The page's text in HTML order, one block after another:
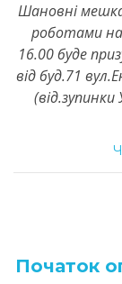
Шановні
роботами на
16.00 буде
від буд.71
Початок